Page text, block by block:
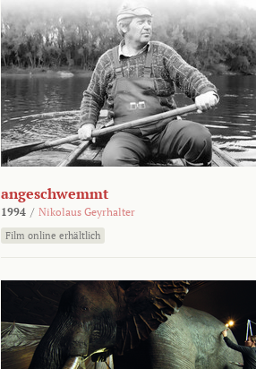
angeschwemmt
1994 / Nikolaus Geyrhalter
Film online erhältlich